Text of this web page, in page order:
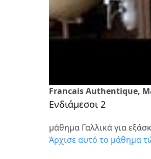
Francais Authentique,
Ενδιάμεσοι 2
μάθημα Γαλλικά για
Άρχισε αυτό το μάθημα